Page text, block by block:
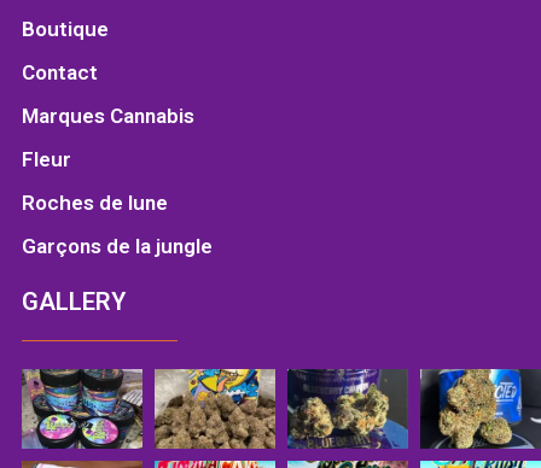
Boutique
Contact
Marques Cannabis
Fleur
Roches de lune
Garçons de la jungle
GALLERY